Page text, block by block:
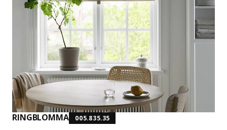
RINGBLOMMA 005.835.35